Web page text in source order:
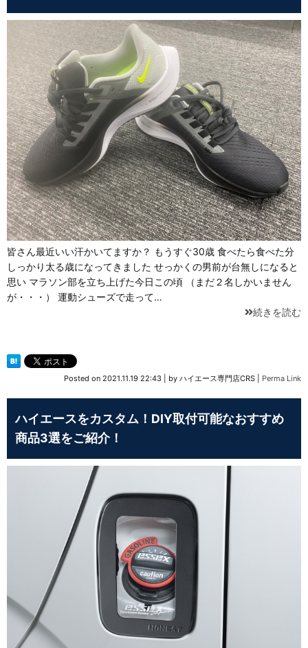
皆さん最近いい汗かいてますか？ もうすぐ30歳 食べたら食べた分
しっかり太る歳になってきました せっかくの男前が台無しになると
思い マラソン部を立ち上げた今日この頃 （まだ２名しかいません
が・・・） 運動シューズで走って…
続きを読む
Posted on 2021.11.19 22:43 by ハイエース専門店CRS Perma Link
ハイエースをカスタム！DIY取付可能なおすすめ
商品3選をご紹介！